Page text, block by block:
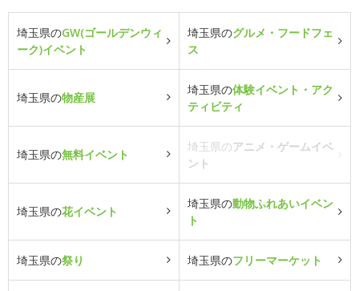
埼玉県のGW(ゴールデンウィ
ーク)イベント
埼玉県のグルメ・フードフェ
ス
埼玉県の物産展
埼玉県の体験イベント・アク
ティビティ
埼玉県の無料イベント
埼玉県のアニメ・ゲームイベ
ント
埼玉県の花イベント
埼玉県の動物ふれあいイベン
ト
埼玉県の祭り 埼玉県のフリーマーケット